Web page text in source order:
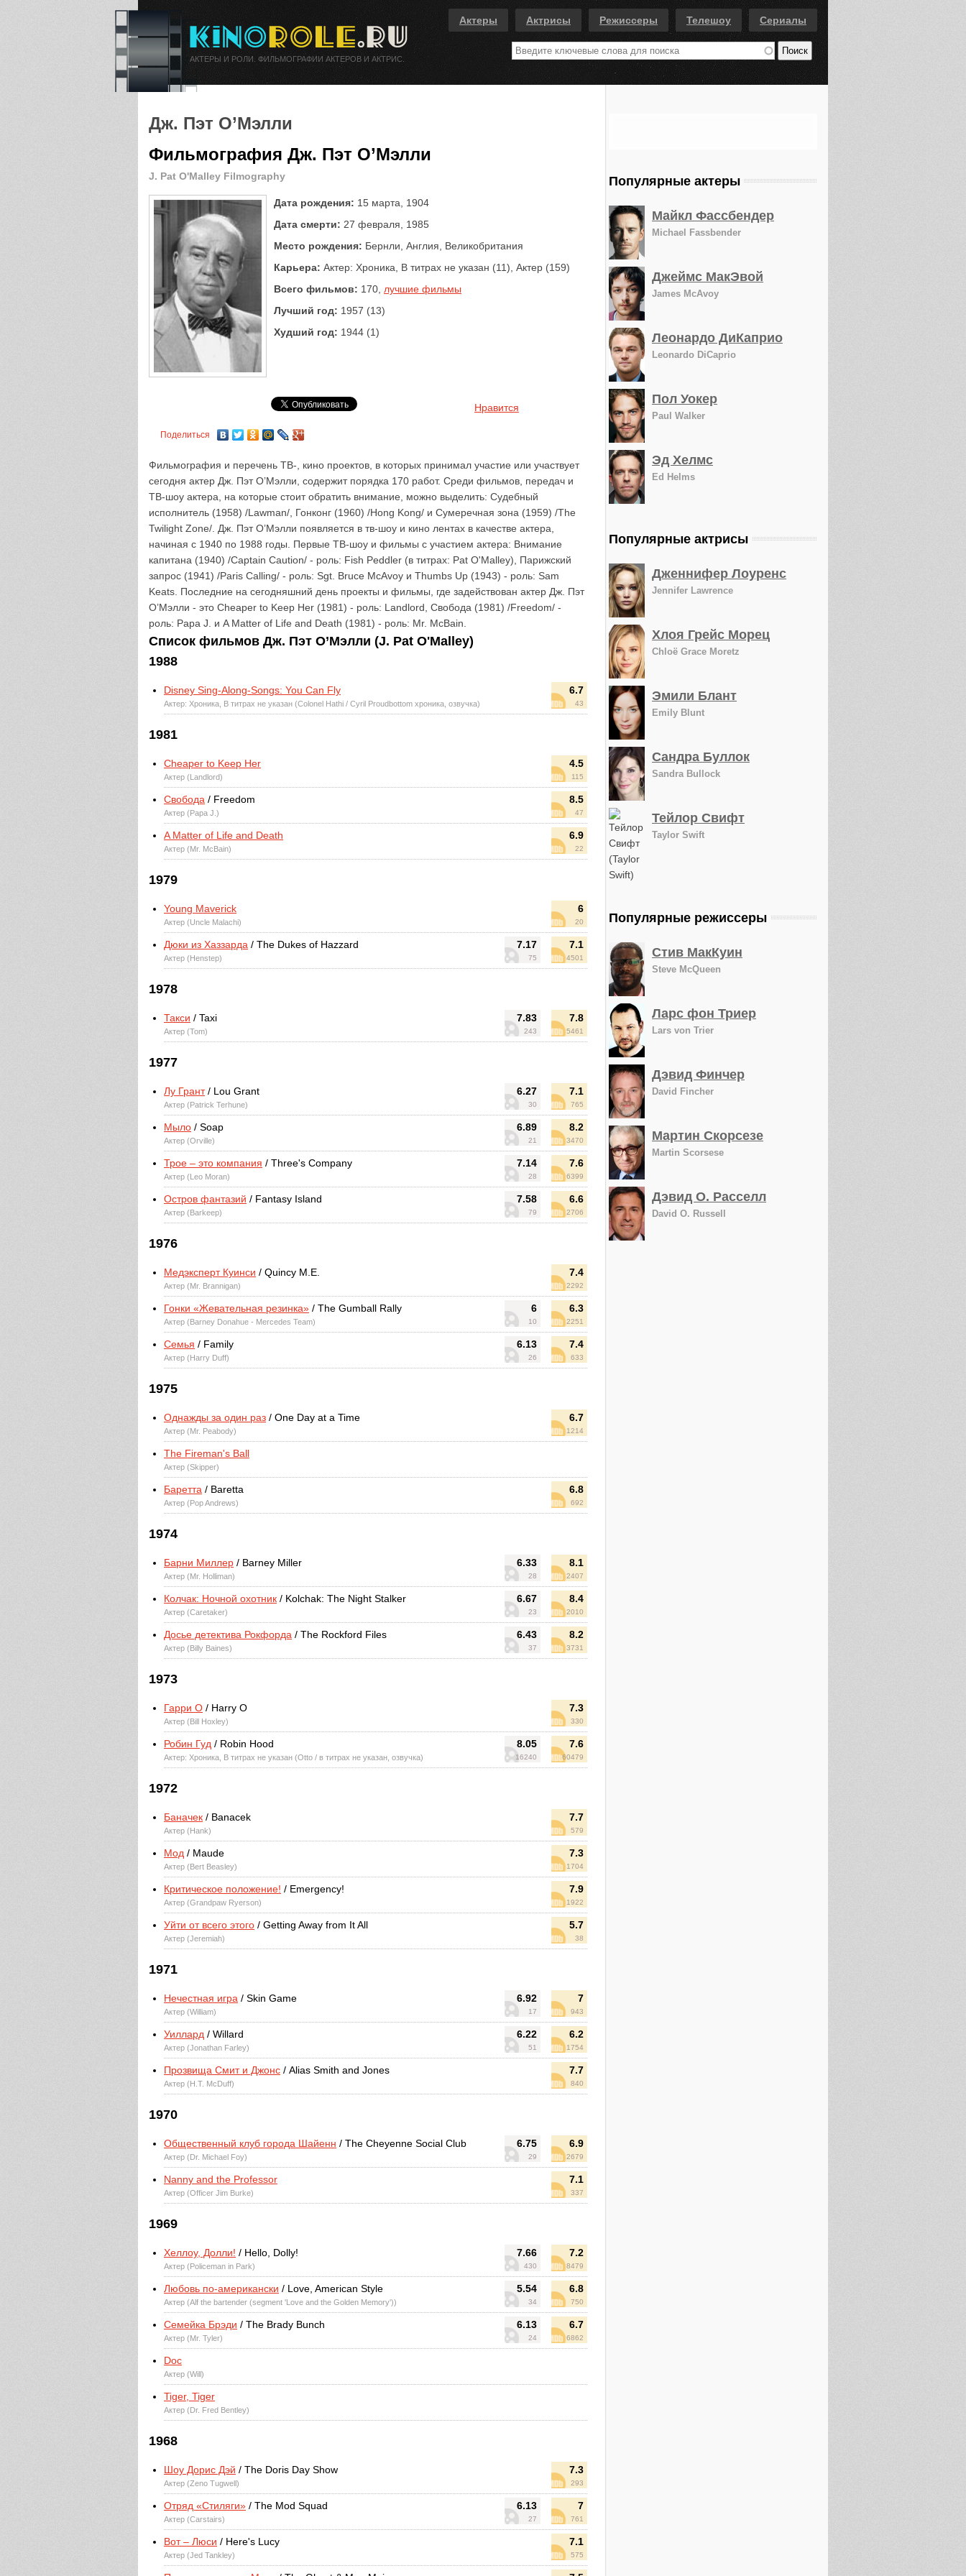
Актеры Актрисы Режиссеры Телешоу Сериалы
Дж. Пэт О’Мэлли
Фильмография Дж. Пэт О’Мэлли
J. Pat O'Malley Filmography
Дата рождения: 15 марта, 1904
Дата смерти: 27 февраля, 1985
Место рождения: Бернли, Англия, Великобритания
Карьера: Актер: Хроника, В титрах не указан (11), Актер (159)
Всего фильмов: 170, лучшие фильмы
Лучший год: 1957 (13)
Худший год: 1944 (1)
Нравится
Поделиться
Фильмография и перечень ТВ-, кино проектов, в которых принимал участие или участвует
сегодня актер Дж. Пэт О’Мэлли, содержит порядка 170 работ. Среди фильмов, передач и
ТВ-шоу актера, на которые стоит обратить внимание, можно выделить: Судебный
исполнитель (1958) /Lawman/, Гонконг (1960) /Hong Kong/ и Сумеречная зона (1959) /The
Twilight Zone/. Дж. Пэт О’Мэлли появляется в тв-шоу и кино лентах в качестве актера,
начиная с 1940 по 1988 годы. Первые ТВ-шоу и фильмы с участием актера: Внимание
капитана (1940) /Captain Caution/ - роль: Fish Peddler (в титрах: Pat O'Malley), Парижский
запрос (1941) /Paris Calling/ - роль: Sgt. Bruce McAvoy и Thumbs Up (1943) - роль: Sam
Keats. Последние на сегодняшний день проекты и фильмы, где задействован актер Дж. Пэт
О’Мэлли - это Cheaper to Keep Her (1981) - роль: Landlord, Свобода (1981) /Freedom/ -
роль: Papa J. и A Matter of Life and Death (1981) - роль: Mr. McBain.
Список фильмов Дж. Пэт О’Мэлли (J. Pat O'Malley)
1988
6.7
43
Disney Sing-Along-Songs: You Can Fly
Актер: Хроника, В титрах не указан (Colonel Hathi / Cyril Proudbottom хроника, озвучка)
1981
4.5
115
Cheaper to Keep Her
Актер (Landlord)
8.5
47
Свобода / Freedom
Актер (Papa J.)
6.9
22
A Matter of Life and Death
Актер (Mr. McBain)
1979
6
20
Young Maverick
Актер (Uncle Malachi)
7.17
75
7.1
4501
Дюки из Хаззарда / The Dukes of Hazzard
Актер (Henstep)
1978
7.83
243
7.8
5461
Такси / Taxi
Актер (Tom)
1977
6.27
30
7.1
765
Лу Грант/ Lou Grant
Актер (Patrick Terhune)
6.89
21
8.2
3470
Мыло / Soap
Актер (Orville)
7.14
28
7.6
6399
Трое – это компания / Three's Company
Актер (Leo Moran)
7.58
79
6.6
2706
Остров фантазий / Fantasy Island
Актер (Barkeep)
1976
7.4
2292
Медэксперт Куинси / Quincy M.E.
Актер (Mr. Brannigan)
6
10
6.3
2251
Гонки «Жевательная резинка» / The Gumball Rally
Актер (Barney Donahue - Mercedes Team)
6.13
26
7.4
633
Семья / Family
Актер (Harry Duff)
1975
6.7
1214
Однажды за один раз / One Day at a Time
Актер (Mr. Peabody)
The Fireman's Ball
Актер (Skipper)
6.8
692
Баретта / Baretta
Актер (Pop Andrews)
1974
6.33
28
8.1
2407
Барни Миллер / Barney Miller
Актер (Mr. Holliman)
6.67
23
8.4
2010
Колчак: Ночной охотник / Kolchak: The Night Stalker
Актер (Caretaker)
6.43
37
8.2
3731
Досье детектива Рокфорда / The Rockford Files
Актер (Billy Baines)
1973
7.3
330
Гарри О / Harry O
Актер (Bill Hoxley)
8.05
16240
7.6
60479
Робин Гуд / Robin Hood
Актер: Хроника, В титрах не указан (Otto / в титрах не указан, озвучка)
1972
7.7
579
Баначек / Banacek
Актер (Hank)
7.3
1704
Мод / Maude
Актер (Bert Beasley)
7.9
1922
Критическое положение! / Emergency!
Актер (Grandpaw Ryerson)
5.7
38
Уйти от всего этого / Getting Away from It All
Актер (Jeremiah)
1971
6.92
17
7
943
Нечестная игра / Skin Game
Актер (William)
6.22
51
6.2
1754
Уиллард / Willard
Актер (Jonathan Farley)
7.7
840
Прозвища Смит и Джонс / Alias Smith and Jones
Актер (H.T. McDuff)
1970
6.75
29
6.9
2679
Общественный клуб города Шайенн / The Cheyenne Social Club
Актер (Dr. Michael Foy)
7.1
337
Nanny and the Professor
Актер (Officer Jim Burke)
1969
7.66
430
7.2
8479
Хеллоу, Долли! / Hello, Dolly!
Актер (Policeman in Park)
5.54
34
6.8
750
Любовь по-американски / Love, American Style
Актер (Alf the bartender (segment 'Love and the Golden Memory'))
6.13
24
6.7
6862
Семейка Брэди / The Brady Bunch
Актер (Mr. Tyler)
Doc
Актер (Will)
Tiger, Tiger
Актер (Dr. Fred Bentley)
1968
7.3
293
Шоу Дорис Дэй / The Doris Day Show
Актер (Zeno Tugwell)
6.13
27
7
761
Отряд «Стиляги» / The Mod Squad
Актер (Carstairs)
7.1
575
Вот – Люси / Here's Lucy
Актер (Jed Tankley)
Популярные актеры
Майкл Фассбендер
Michael Fassbender
Джеймс МакЭвой
James McAvoy
Леонардо ДиКаприо
Leonardo DiCaprio
Пол Уокер
Paul Walker
Эд Хелмс
Ed Helms
Популярные актрисы
Дженнифер Лоуренс
Jennifer Lawrence
Хлоя Грейс Морец
Chloë Grace Moretz
Эмили Блант
Emily Blunt
Сандра Буллок
Sandra Bullock
Тейлор Свифт
Taylor Swift
Популярные режиссеры
Стив МакКуин
Steve McQueen
Ларс фон Триер
Lars von Trier
Дэвид Финчер
David Fincher
Мартин Скорсезе
Martin Scorsese
Дэвид О. Расселл
David O. Russell
АКТЕРЫ И РОЛИ. ФИЛЬМОГРАФИИ АКТЕРОВ И АКТРИС.